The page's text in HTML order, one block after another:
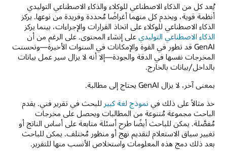
يُعد كل من الذكاء الاصطناعي للوكلاء والذكاء الاصطناعي التوليدي
أنظمة قوية، ويخدم كل منهما أغراضًا مُحددة وفريدة من نوعها. يركز
الذكاء الاصطناعي للوكلاء على اتخاذ القرارات والإجراءات، بينما يركز
الذكاء الاصطناعي التوليدي على إنشاء المحتوى. على الرغم من أن
GenAI قد تطور في القوة والإمكانات في السنوات الأخيرة—وتحسنت
المخرجات نفسها في الدقة والجودة—إلا أنه لا يزال سير عمل بيانات
بالداخل/بيانات بالخارج.
بمعنى آخر، لا يزال GenAI يحتاج إلى مطالبة.
خذ مثالاً على ذلك في نموذج لغة كبير للبحث في تقرير فني. يقدم
الباحث مجموعة مُتنوعة من المطالبات ويحصل على مخرجات
مُفصَّلة. يمكن للباحث أيضًا طرح أسئلة متابعة على أساس الناتج أو
تغيير سياق الاستعلام لتقديم نهج أو منظور مُختلف. يمكن للباحث
بعد ذلك دمج هذه المعلومات واستخلاص الأنسب منها للتقرير.